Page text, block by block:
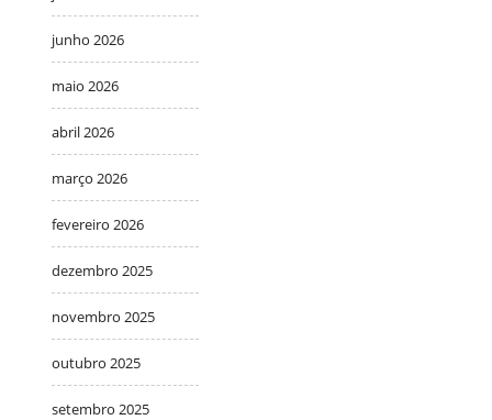
junho 2026
maio 2026
abril 2026
março 2026
fevereiro 2026
dezembro 2025
novembro 2025
outubro 2025
setembro 2025